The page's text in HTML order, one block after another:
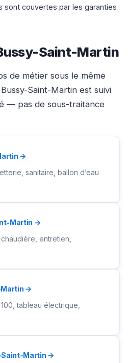
sont couvertes par les garanties
Saint-Martin
de métier sous le même
Saint-Martin est suivi
— pas de sous-traitance
→
sanitaire, ballon d’eau
Martin →
entretien,
→
tableau électrique,
Saint-Martin →